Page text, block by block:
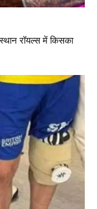
रॉयल्स में किसका